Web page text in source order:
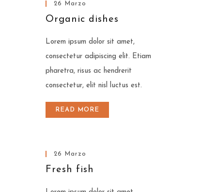
INSERT AUTHOR
26 Marzo
Organic dishes
Lorem ipsum dolor sit amet,
consectetur adipiscing elit. Etiam
pharetra, risus ac hendrerit
consectetur, elit nisl luctus est.
READ MORE
26 Marzo
Fresh fish